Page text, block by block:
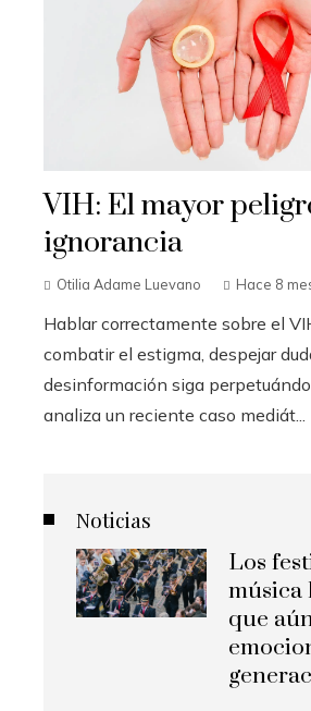
VIH: El mayor
ignorancia
Otilia Adame Luevano Hace 8
Hablar correctamente sobre el
combatir el estigma, despejar
desinformación siga
analiza un reciente caso mediát...
Noticias
Los
música
que